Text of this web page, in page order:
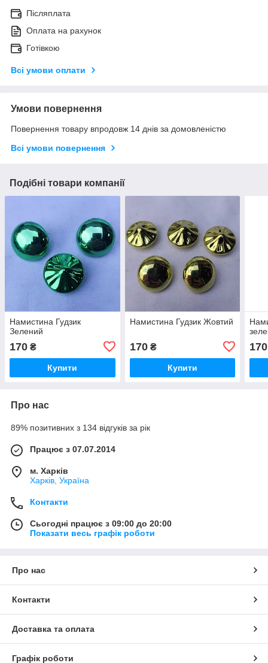
Післяплата
Оплата на рахунок
Готівкою
Всі умови оплати
Умови повернення
Повернення товару впродовж 14 днів за домовленістю
Всі умови повернення
Подібні товари компанії
Намистина Гудзик
Зелений
170 ₴
Купити
Намистина Гудзик Жовтий
170₴
Купити
170
Про нас
89% позитивних з 134 відгуків за рік
Працює з 07.07.2014
м. Харків
Харків, Україна
Контакти
Сьогодні працює з 09:00 до 20:00
Показати весь графік роботи
Про нас
Контакти
Доставка та оплата
Графік роботи